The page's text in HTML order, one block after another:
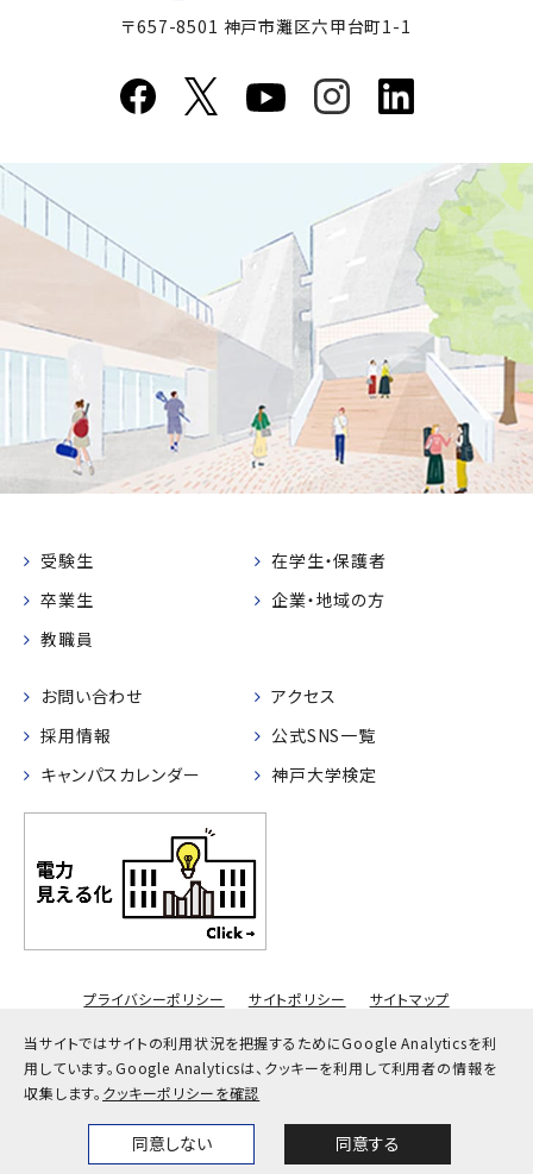
当サイトではサイトの利用状況を把握するためにGoogle Analyticsを利
用しています。Google Analyticsは、クッキーを利用して利用者の情報を
収集します。 クッキーポリシーを確認
同意しない 同意する
News Themes
〒657-8501 神戸市灘区六甲台町1-1
受験生
在学生・保護者
卒業生
企業・地域の方
教職員
お問い合わせ
アクセス
採用情報
公式SNS一覧
キャンパスカレンダー
神戸大学検定
プライバシーポリシー サイトポリシー サイトマップ
© Kobe University